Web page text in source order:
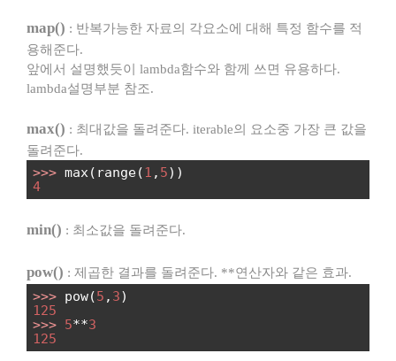
map() : 반복가능한 자료의 각요소에 대해 특정 함수를 적
용해준다.
앞에서 설명했듯이 lambda함수와 함께 쓰면 유용하다.
lambda설명부분 참조.
max() : 최대값을 돌려준다. iterable의 요소중 가장 큰 값을
돌려준다.
>>> max(range(1 , 5))
4
min() : 최소값을 돌려준다.
pow() : 제곱한 결과를 돌려준다. **연산자와 같은 효과.
>>> pow(5 , 3)
125
>>> 5**3
125